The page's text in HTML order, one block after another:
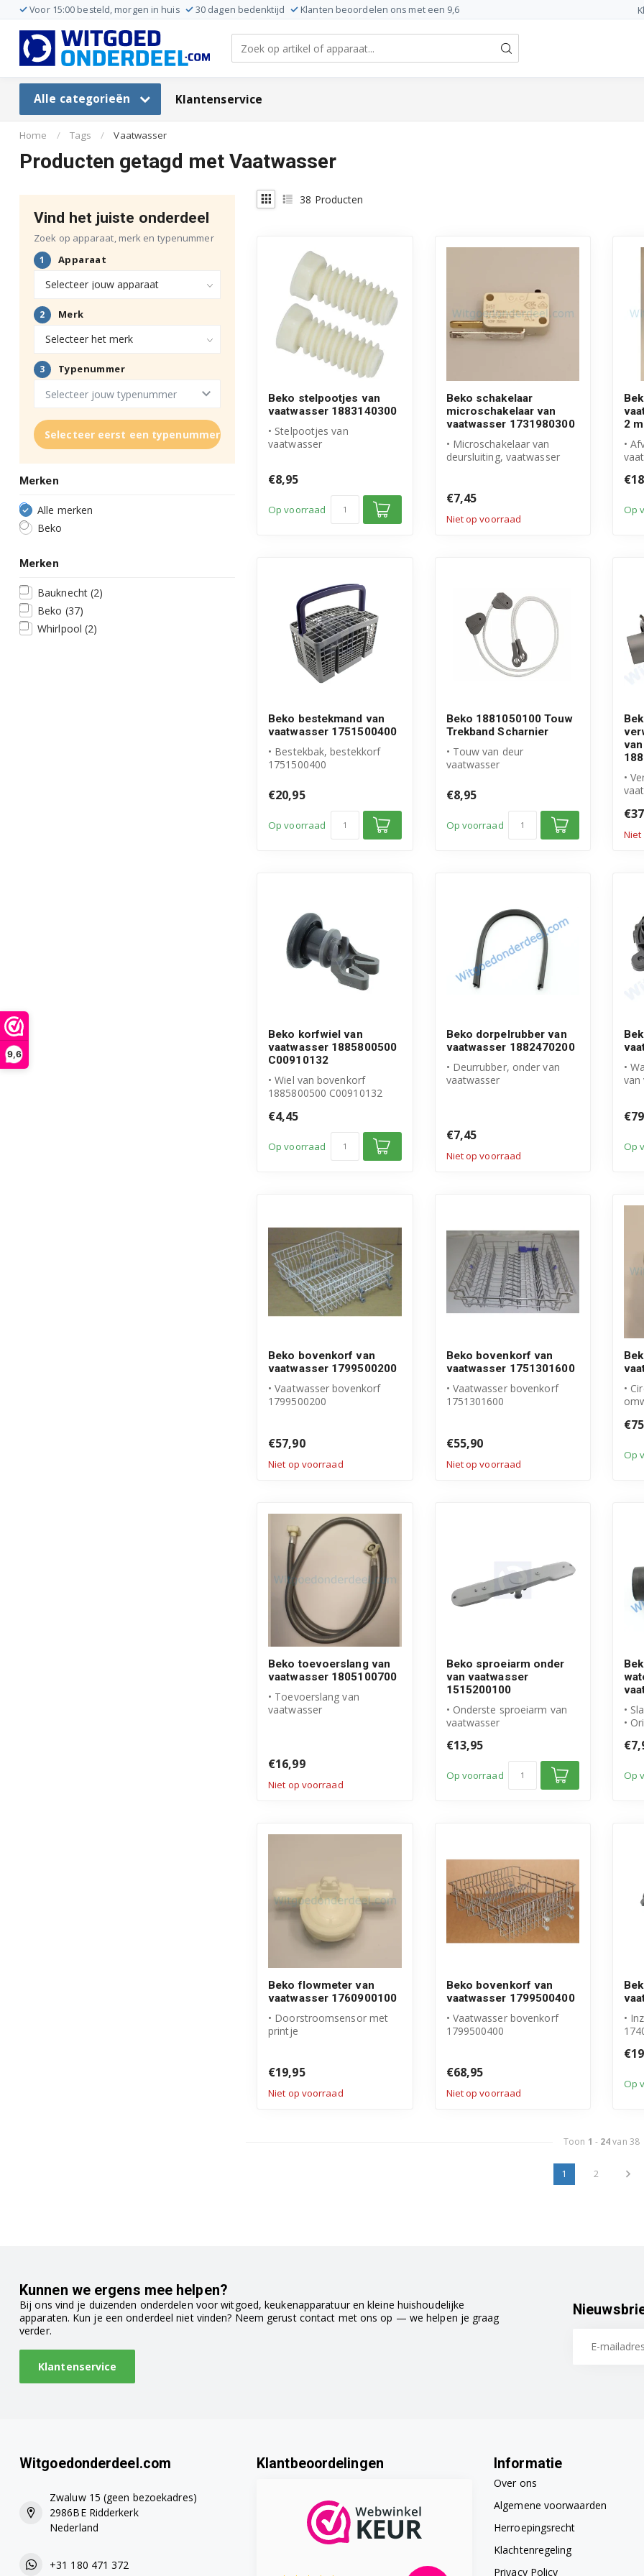
9,6
Voor 15:00 besteld, morgen in huis 30 dagen bedenktijd Klanten beoordelen ons met een 9,6
Alle categorieën Klantenservice
Home / Tags / Vaatwasser
Producten getagd met Vaatwasser
Vind het juiste onderdeel
Zoek op apparaat, merk en typenummer
Selecteer eerst een typenummer
Merken
Alle merken
Beko
Merken
Bauknecht (2)
Beko (37)
Whirlpool (2)
38 Producten
Beko stelpootjes van
vaatwasser 1883140300
• Stelpootjes van
vaatwasser
€8,95
Op voorraad
Beko schakelaar
microschakelaar van
vaatwasser 1731980300
• Microschakelaar van
deursluiting, vaatwasser
€7,45
Niet op voorraad
2
•
•
Op
Beko bestekmand van
vaatwasser 1751500400
• Bestekbak, bestekkorf
1751500400
€20,95
Op voorraad
Beko 1881050100 Touw
Trekband Scharnier
• Touw van deur
vaatwasser
• Artikelnummer:
188105010...
€8,95
Op voorraad
•
•
Beko korfwiel van
vaatwasser 1885800500
C00910132
• Wiel van bovenkorf
1885800500 C00910132
• Inhoud ve...
€4,45
Op voorraad
Beko dorpelrubber van
vaatwasser 1882470200
• Deurrubber, onder van
vaatwasser
€7,45
Niet op voorraad
•
van
Op
Beko bovenkorf van
vaatwasser 1799500200
• Vaatwasser bovenkorf
1799500200
€57,90
Niet op voorraad
Beko bovenkorf van
vaatwasser 1751301600
• Vaatwasser bovenkorf
1751301600
€55,90
Niet op voorraad
•
•
Op
Beko toevoerslang van
vaatwasser 1805100700
• Toevoerslang van
vaatwasser
€16,99
Niet op voorraad
Beko sproeiarm onder
van vaatwasser
1515200100
• Onderste sproeiarm van
vaatwasser
• Artikelnummer: ...
€13,95
Op voorraad
•
•
Op
Beko flowmeter van
vaatwasser 1760900100
• Doorstroomsensor met
printje
€19,95
Niet op voorraad
Beko bovenkorf van
vaatwasser 1799500400
• Vaatwasser bovenkorf
1799500400
€68,95
Niet op voorraad
•
•
Op
Toon 1 - 24van 38
1 2
Kunnen we ergens mee helpen?
Bij ons vind je duizenden onderdelen voor witgoed, keukenapparatuur en kleine huishoudelijke
apparaten. Kun je een onderdeel niet vinden? Neem gerust contact met ons op — we helpen je graag
verder.
Klantenservice
Witgoedonderdeel.com
Zwaluw 15 (geen bezoekadres)
2986BE Ridderkerk
Nederland
+31 180 471 372
Klantbeoordelingen Informatie
Over ons
Algemene voorwaarden
Herroepingsrecht
Klachtenregeling
Privacy Policy